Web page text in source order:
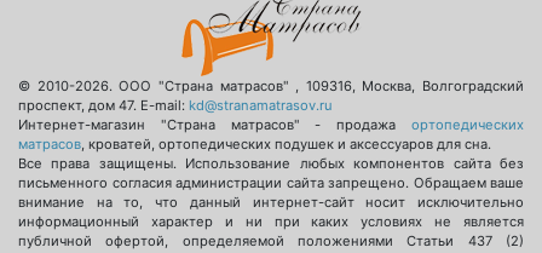
© 2010-2026.ООО "Страна матрасов" , 109316, Москва, Волгоградский
проспект, дом 47. E-mail: kd@stranamatrasov.ru
Интернет-магазин "Страна матрасов" - продажа ортопедических
матрасов, кроватей, ортопедических подушек и аксессуаров для сна.
Все права защищены. Использование любых компонентов сайта без
письменного согласия администрации сайта запрещено. Обращаем ваше
внимание на то, что данный интернет-сайт носит исключительно
информационный характер и ни при каких условиях не является
публичной офертой, определяемой положениями Статьи 437 (2)